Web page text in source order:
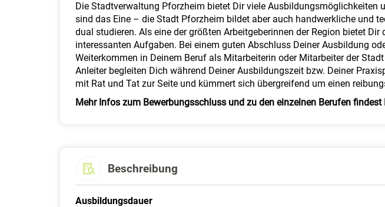
Die Stadtverwaltung Pforzheim bietet Dir viele
sind das Eine – die Stadt Pforzheim bildet aber auch handwerkliche und
dual studieren. Als eine der größten Arbeitgeberinnen der Region bietet
interessanten Aufgaben. Bei einem guten Abschluss Deiner Ausbildung
Weiterkommen in Deinem Beruf als Mitarbeiterin oder Mitarbeiter der
Anleiter begleiten Dich während Deiner Ausbildungszeit bzw. Deiner
mit Rat und Tat zur Seite und kümmert sich übergreifend um einen
Mehr Infos zum Bewerbungsschluss und zu den einzelnen Berufen findest
Beschreibung
Ausbildungsdauer